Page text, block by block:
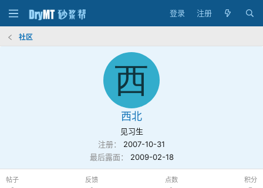
登录 注册
社区
西
西北
见习生
注册
2007-10-31
最后露面
2009-02-18
帖子 反馈 点数 积分